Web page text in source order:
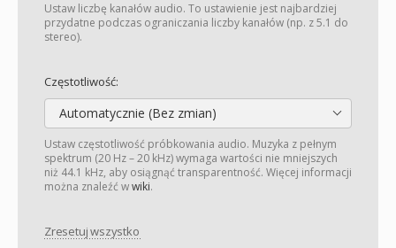
Ustaw liczbę kanałów audio. To ustawienie jest najbardziej
przydatne podczas ograniczania liczby kanałów (np. z 5.1 do
stereo).
Częstotliwość:
Automatycznie (Bez zmian)
Ustaw częstotliwość próbkowania audio. Muzyka z pełnym
spektrum (20 Hz – 20 kHz) wymaga wartości nie mniejszych
niż 44.1 kHz, aby osiągnąć transparentność. Więcej informacji
można znaleźć wwiki.
Zresetuj wszystko